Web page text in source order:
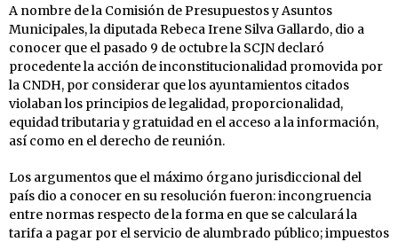
A nombre de la Comisión de Presupuestos y Asuntos
Municipales, la diputada Rebeca Irene Silva Gallardo, dio a
conocer que el pasado 9 de octubre la SCJN declaró
procedente la acción de inconstitucionalidad promovida por
la CNDH, por considerar que los ayuntamientos citados
violaban los principios de legalidad, proporcionalidad,
equidad tributaria y gratuidad en el acceso a la información,
así como en el derecho de reunión.
Los argumentos que el máximo órgano jurisdiccional del
país dio a conocer en su resolución fueron: incongruencia
entre normas respecto de la forma en que se calculará la
tarifa a pagar por el servicio de alumbrado público; impuestos